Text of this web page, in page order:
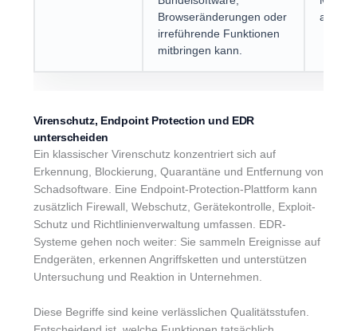
Browseränderungen oder
irreführende Funktionen
mitbringen kann.
Virenschutz, Endpoint Protection und EDR
unterscheiden
Ein klassischer Virenschutz konzentriert sich auf
Erkennung, Blockierung, Quarantäne und Entfernung von
Schadsoftware. Eine Endpoint-Protection-Plattform kann
zusätzlich Firewall, Webschutz, Gerätekontrolle, Exploit-
Schutz und Richtlinienverwaltung umfassen. EDR-
Systeme gehen noch weiter: Sie sammeln Ereignisse auf
Endgeräten, erkennen Angriffsketten und unterstützen
Untersuchung und Reaktion in Unternehmen.
Diese Begriffe sind keine verlässlichen Qualitätsstufen.